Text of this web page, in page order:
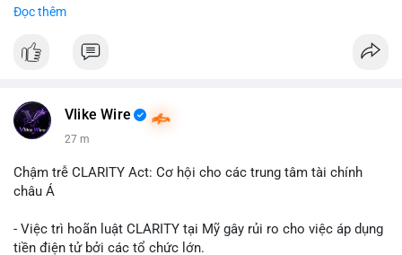
📞 WhatsApp: +1 660 215-8938
Đọc thêm
Vlike Wire
27 m
Chậm trễ CLARITY Act: Cơ hội cho các trung tâm tài chính
châu Á
- Việc trì hoãn luật CLARITY tại Mỹ gây rủi ro cho việc áp dụng
tiền điện tử bởi các tổ chức lớn.